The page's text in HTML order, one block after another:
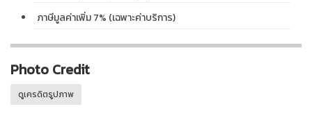
ภาษีมูลค่าเพิ่ม 7% (เฉพาะค่าบริการ)
Photo Credit
ดูเครดิตรูปภาพ